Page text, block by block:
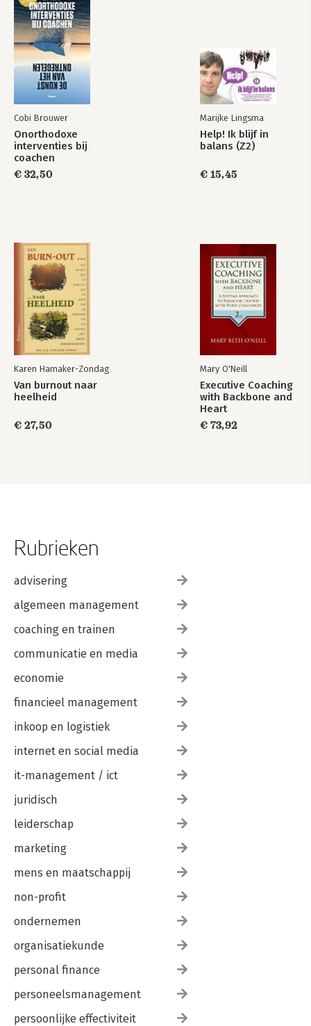
Cobi Brouwer
Onorthodoxe
interventies bij
coachen
€ 32,50
Marijke Lingsma
Help! Ik blijf in
balans (Z2)
€ 15,45
Karen Hamaker-Zondag
Van burnout naar
heelheid
€ 27,50
Mary O'Neill
Executive Coaching
with Backbone and
Heart
€ 73,92
Rubrieken
advisering
algemeen management
coaching en trainen
communicatie en media
economie
financieel management
inkoop en logistiek
internet en social media
it-management / ict
juridisch
leiderschap
marketing
mens en maatschappij
non-profit
ondernemen
organisatiekunde
personal finance
personeelsmanagement
persoonlijke effectiviteit